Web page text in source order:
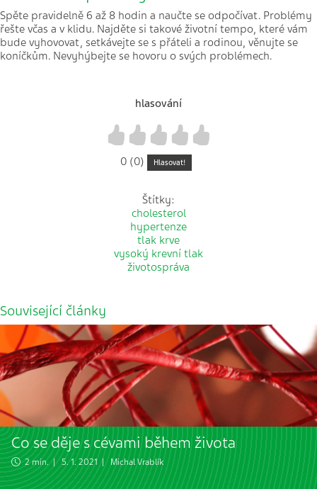
Spěte pravidelně 6 až 8 hodin a naučte se odpočívat. Problémy
řešte včas a v klidu. Najděte si takové životní tempo, které vám
bude vyhovovat, setkávejte se s přáteli a rodinou, věnujte se
koníčkům. Nevyhýbejte se hovoru o svých problémech.
hlasování
4
3
2
1
0 (0) Hlasovat!
Štítky:
cholesterol
hypertenze
tlak krve
vysoký krevní tlak
životospráva
Související články
Co se děje s cévami během života
2 min. | 5. 1. 2021 |Michal Vrablík